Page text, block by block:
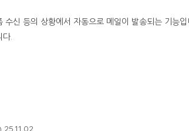
신 등의 상황에서 자동으로 메일이 발송되는 기능입
다.
25.11.02